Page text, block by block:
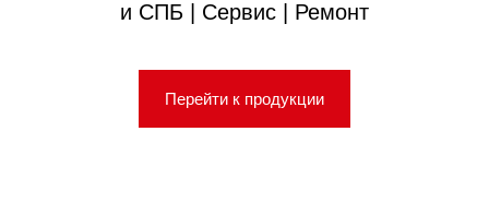
и СПБ | Сервис | Ремонт
Перейти к продукции